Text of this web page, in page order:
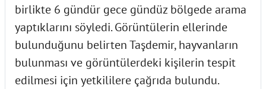
birlikte 6 gündür gece gündüz bölgede arama
yaptıklarını söyledi. Görüntülerin ellerinde
bulunduğunu belirten Taşdemir, hayvanların
bulunması ve görüntülerdeki kişilerin tespit
edilmesi için yetkililere çağrıda bulundu.